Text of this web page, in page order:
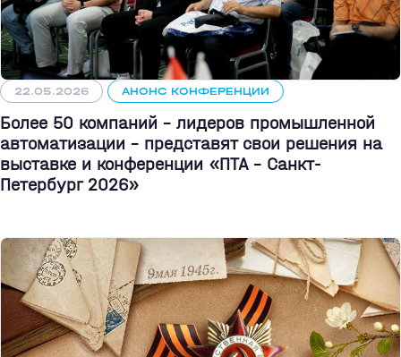
22.05.2026 АНОНС КОНФЕРЕНЦИИ
Более 50 компаний - лидеров промышленной
автоматизации - представят свои решения на
выставке и конференции «ПТА – Санкт-
Петербург 2026»